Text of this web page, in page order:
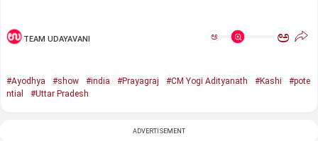
TEAM UDAYAVANI ಅ ಅ
#Ayodhya #show #india #Prayagraj #CM Yogi Adityanath #Kashi
#pote
ntial
#Uttar Pradesh
ADVERTISEMENT